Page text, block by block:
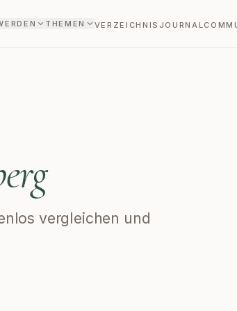
THEMEN VERZEICHNIS JOURNAL
vergleichen und